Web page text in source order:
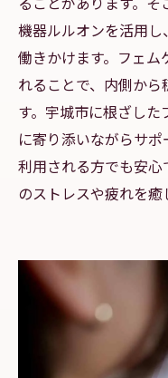
機器ルルオンを活用
働きかけます。フェム
れることで、内側か
す。宇城市に根ざし
に寄り添いながらサ
利用される方でも安
のストレスや疲れを癒